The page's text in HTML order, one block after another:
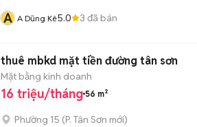
A A Dũng Kê5.0 3 đã bán
thuê mbkd mặt tiền đường tân sơn
Mặt bằng kinh doanh
16 triệu/tháng 56 m²
Phường 15 (P. Tân Sơn mới)